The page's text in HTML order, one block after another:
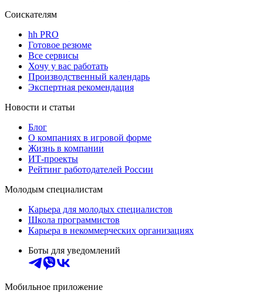
Соискателям
hh PRO
Готовое резюме
Все сервисы
Хочу у вас работать
Производственный календарь
Экспертная рекомендация
Новости и статьи
Блог
О компаниях в игровой форме
Жизнь в компании
ИТ-проекты
Рейтинг работодателей России
Молодым специалистам
Карьера для молодых специалистов
Школа программистов
Карьера в некоммерческих организациях
Боты для уведомлений
Мобильное приложение